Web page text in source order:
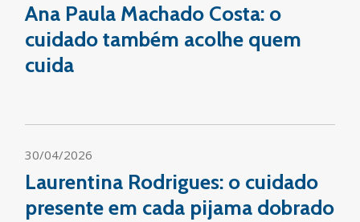
Ana Paula Machado Costa: o
cuidado também acolhe quem
cuida
30/04/2026
Laurentina Rodrigues: o cuidado
presente em cada pijama dobrado